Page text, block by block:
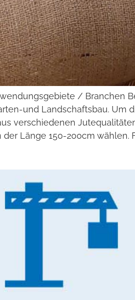
/ Branchen
und Landschaftsbau. Um
verschiedenen
Länge 150-200cm wählen.